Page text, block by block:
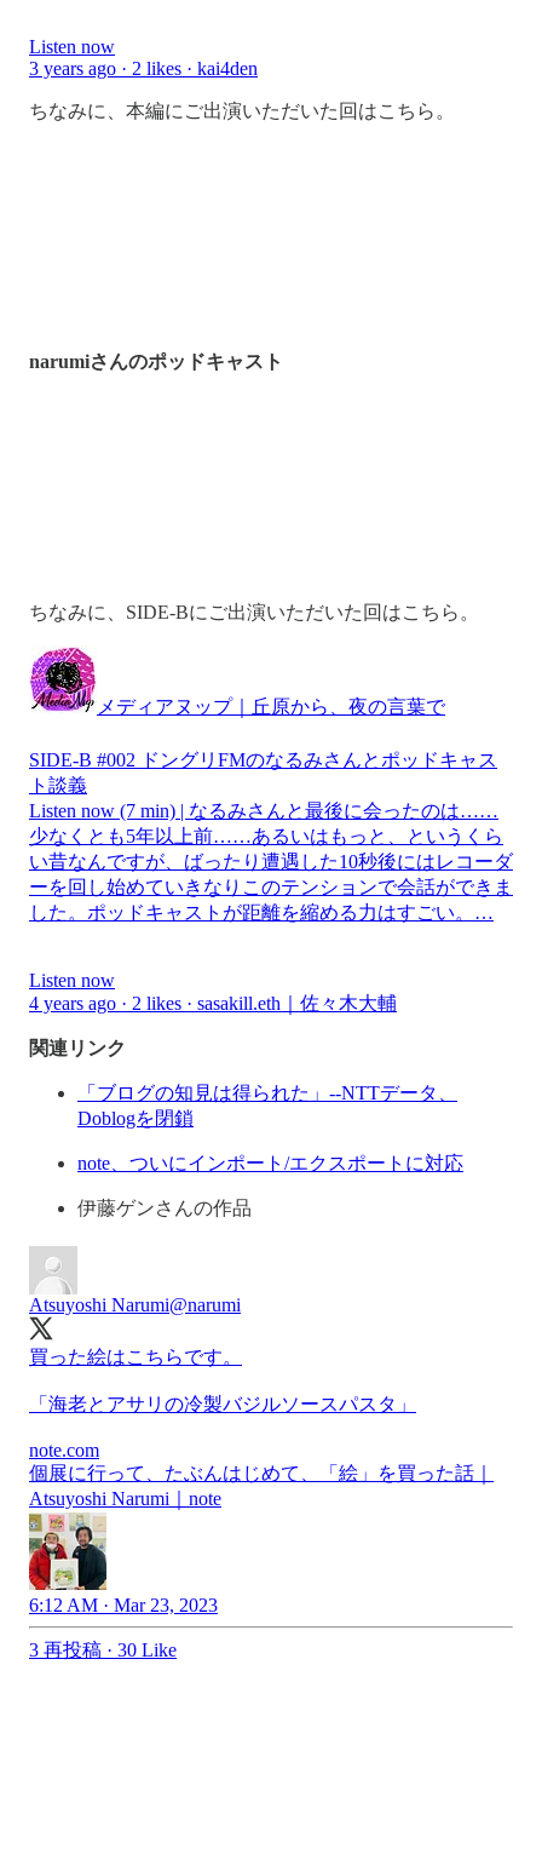
Listen now
3 years ago · 2 likes · kai4den
ちなみに、本編にご出演いただいた回はこちら。
narumiさんのポッドキャスト
ちなみに、SIDE-Bにご出演いただいた回はこちら。
メディアヌップ｜丘原から、夜の言葉で
SIDE-B #002 ドングリFMのなるみさんとポッドキャス
ト談義
Listen now (7 min) | なるみさんと最後に会ったのは……
少なくとも5年以上前……あるいはもっと、というくら
い昔なんですが、ばったり遭遇した10秒後にはレコーダ
ーを回し始めていきなりこのテンションで会話ができま
した。ポッドキャストが距離を縮める力はすごい。…
Listen now
4 years ago · 2 likes · sasakill.eth｜佐々木大輔
関連リンク
「ブログの知見は得られた」--NTTデータ、
Doblogを閉鎖
note、ついにインポート/エクスポートに対応
伊藤ゲンさんの作品
Atsuyoshi Narumi@narumi
買った絵はこちらです。
「海老とアサリの冷製バジルソースパスタ」
note.com
個展に行って、たぶんはじめて、「絵」を買った話｜
Atsuyoshi Narumi｜note
6:12 AM · Mar 23, 2023
3 再投稿 · 30 Like